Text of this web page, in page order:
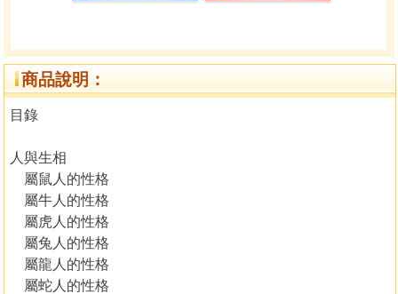
商品說明：
目錄
人與生相
屬鼠人的性格
屬牛人的性格
屬虎人的性格
屬兔人的性格
屬龍人的性格
屬蛇人的性格